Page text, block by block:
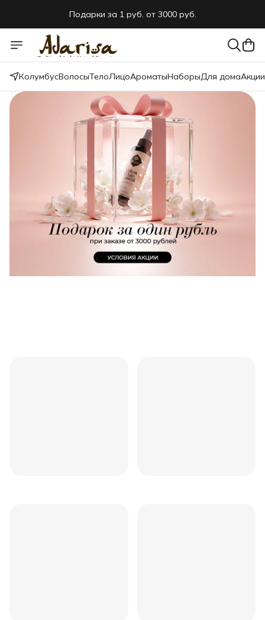
Подарки за 1 руб. от 3000 руб.
WELCOME20 промокод на первый заказ
Бесплатная доставка от 5000 руб.
КолумбусВолосыТелоЛицоАроматыНаборыДля домаАкции